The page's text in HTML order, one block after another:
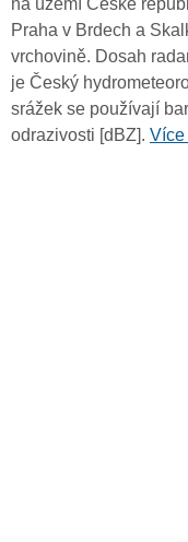
Praha v Brdech a
vrchovině. Dosah
je Český
srážek se používají
odrazivosti [dBZ]. Více